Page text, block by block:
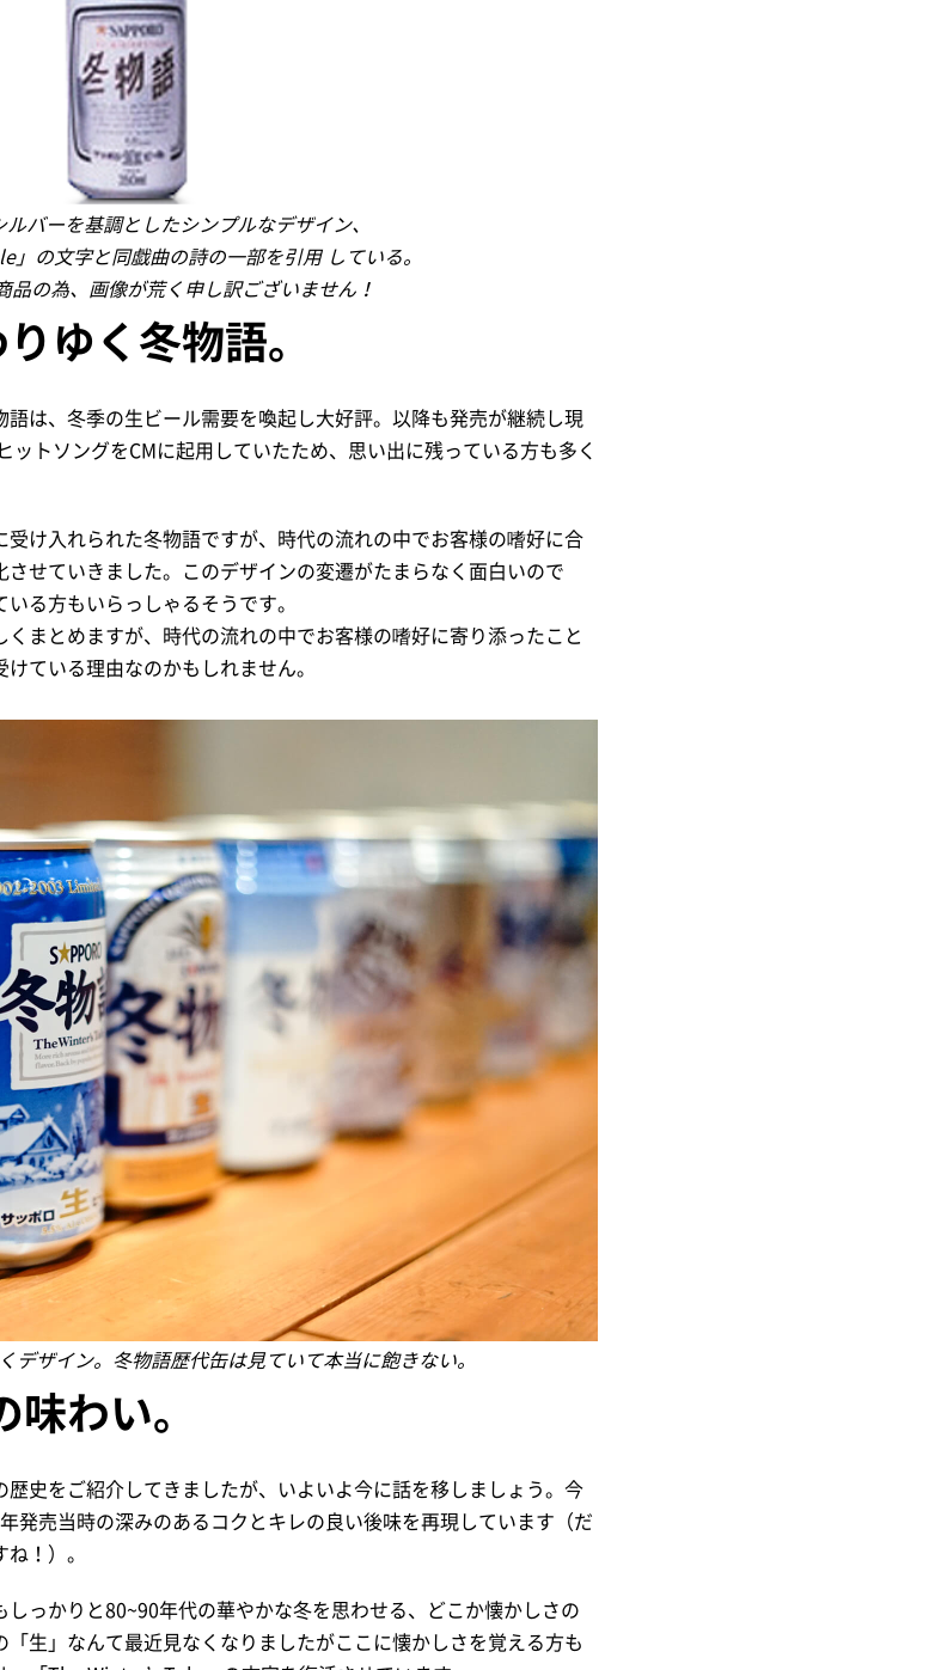
バーを基調としたシンプルなデザイン、
」の文字と同戯曲の詩の一部を引用 している。
品の為、画像が荒く申し訳ございません！
ゆく冬物語。
は、冬季の生ビール需要を喚起し大好評。以降も発売が継続し現
トソングをCMに起用していたため、思い出に残っている方も多く
け入れられた冬物語ですが、時代の流れの中でお客様の嗜好に合
せていきました。このデザインの変遷がたまらなく面白いので
る方もいらっしゃるそうです。
まとめますが、時代の流れの中でお客様の嗜好に寄り添ったこと
ている理由なのかもしれません。
デザイン。冬物語歴代缶は見ていて本当に飽きない。
わい。
史をご紹介してきましたが、いよいよ今に話を移しましょう。今
発売当時の深みのあるコクとキレの良い後味を再現しています（だ
！）。
っかりと80~90年代の華やかな冬を思わせる、どこか懐かしさの
生」なんて最近見なくなりましたがここに懐かしさを覚える方も